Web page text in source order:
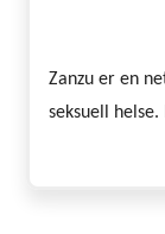
Zanzu er en
seksuell